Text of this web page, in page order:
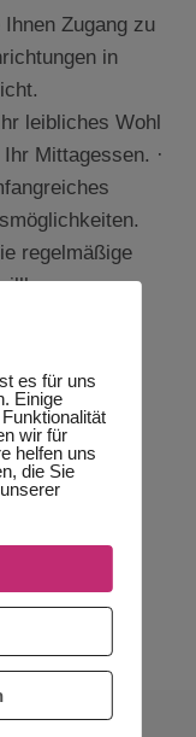
Zugang zu
in
leibliches Wohl
Mittagessen. ·
regelmäßige
exklusiven
stehen
unserem
und
es für uns
Einige
wir für
helfen uns
die Sie